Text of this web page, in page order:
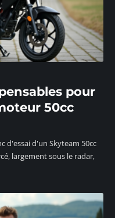
pour
50cc
d'essai d'un Skyteam 50cc
largement sous le radar,